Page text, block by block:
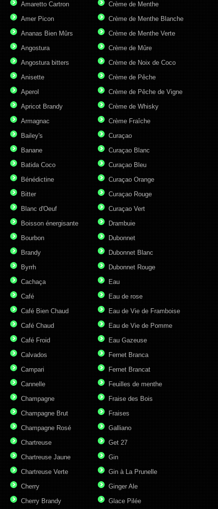
Amaretto Cartron
Amer Picon
Ananas Bien Mûrs
Angostura
Angostura bitters
Anisette
Aperol
Apricot Brandy
Armagnac
Bailey's
Banane
Batida Coco
Bénédictine
Bitter
Blanc d'Oeuf
Boisson énergisante
Bourbon
Brandy
Byrrh
Cachaça
Café
Café Bien Chaud
Café Chaud
Café Froid
Calvados
Campari
Cannelle
Champagne
Champagne Brut
Champagne Rosé
Chartreuse
Chartreuse Jaune
Chartreuse Verte
Cherry
Cherry Brandy
Crème de Menthe
Crème de Menthe Blanche
Crème de Menthe Verte
Crème de Mûre
Crème de Noix de Coco
Crème de Pêche
Crème de Pêche de Vigne
Crème de Whisky
Crème Fraîche
Curaçao
Curaçao Blanc
Curaçao Bleu
Curaçao Orange
Curaçao Rouge
Curaçao Vert
Drambuie
Dubonnet
Dubonnet Blanc
Dubonnet Rouge
Eau
Eau de rose
Eau de Vie de Framboise
Eau de Vie de Pomme
Eau Gazeuse
Fernet Branca
Fernet Brancat
Feuilles de menthe
Fraise des Bois
Fraises
Galliano
Get 27
Gin
Gin à La Prunelle
Ginger Ale
Glace Pilée